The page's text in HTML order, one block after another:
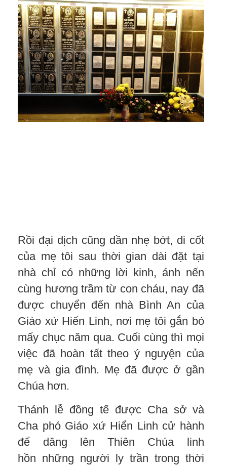
Rồi đại dịch cũng dần nhẹ bớt, di cốt
của mẹ tôi sau thời gian dài đặt tại
nhà chỉ có những lời kinh, ánh nến
cùng hương trầm từ con cháu, nay đã
được chuyển đến nhà Bình An của
Giáo xứ Hiển Linh, nơi mẹ tôi gắn bó
mấy chục năm qua. Cuối cùng thì mọi
việc đã hoàn tất theo ý nguyện của
mẹ và gia đình. Mẹ đã được ở gần
Chúa hơn.
Thánh lễ đồng tế được Cha sở và
Cha phó Giáo xứ Hiển Linh cử hành
để dâng lên Thiên Chúa linh
hồn những người ly trần trong thời